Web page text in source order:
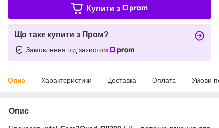
Купити з
Що таке купити з Пром?
Замовлення під захистом
Опис Характеристики Доставка Оплата Умови
Опис